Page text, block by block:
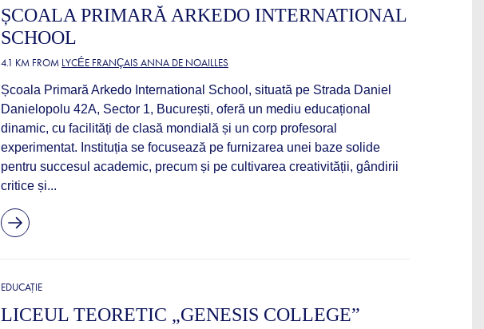
ȘCOALA PRIMARĂ ARKEDO INTERNATIONAL
SCHOOL
4.1 KM FROM LYCÉE FRANÇAIS ANNA DE NOAILLES
Școala Primară Arkedo International School, situată pe Strada Daniel
Danielopolu 42A, Sector 1, București, oferă un mediu educațional
dinamic, cu facilități de clasă mondială și un corp profesoral
experimentat. Instituția se focusează pe furnizarea unei baze solide
pentru succesul academic, precum și pe cultivarea creativității, gândirii
critice și...
EDUCAȚIE
LICEUL TEORETIC „GENESIS COLLEGE”